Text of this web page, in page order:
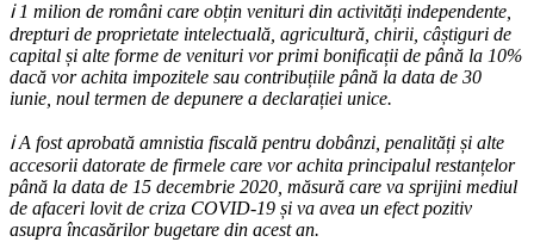
ℹ️1 milion de români care obțin venituri din activități independente,
drepturi de proprietate intelectuală, agricultură, chirii, câștiguri de
capital și alte forme de venituri vor primi bonificații de până la 10%
dacă vor achita impozitele sau contribuțiile până la data de 30
iunie, noul termen de depunere a declarației unice.
ℹ️A fost aprobată amnistia fiscală pentru dobânzi, penalități și alte
accesorii datorate de firmele care vor achita principalul restanțelor
până la data de 15 decembrie 2020, măsură care va sprijini mediul
de afaceri lovit de criza COVID-19 și va avea un efect pozitiv
asupra încasărilor bugetare din acest an.